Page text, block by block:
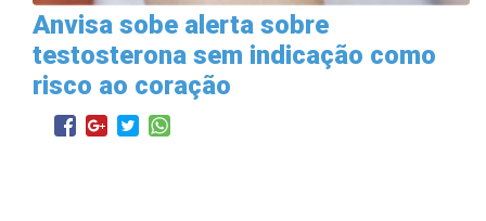
Anvisa sobe alerta sobre
testosterona sem indicação como
risco ao coração